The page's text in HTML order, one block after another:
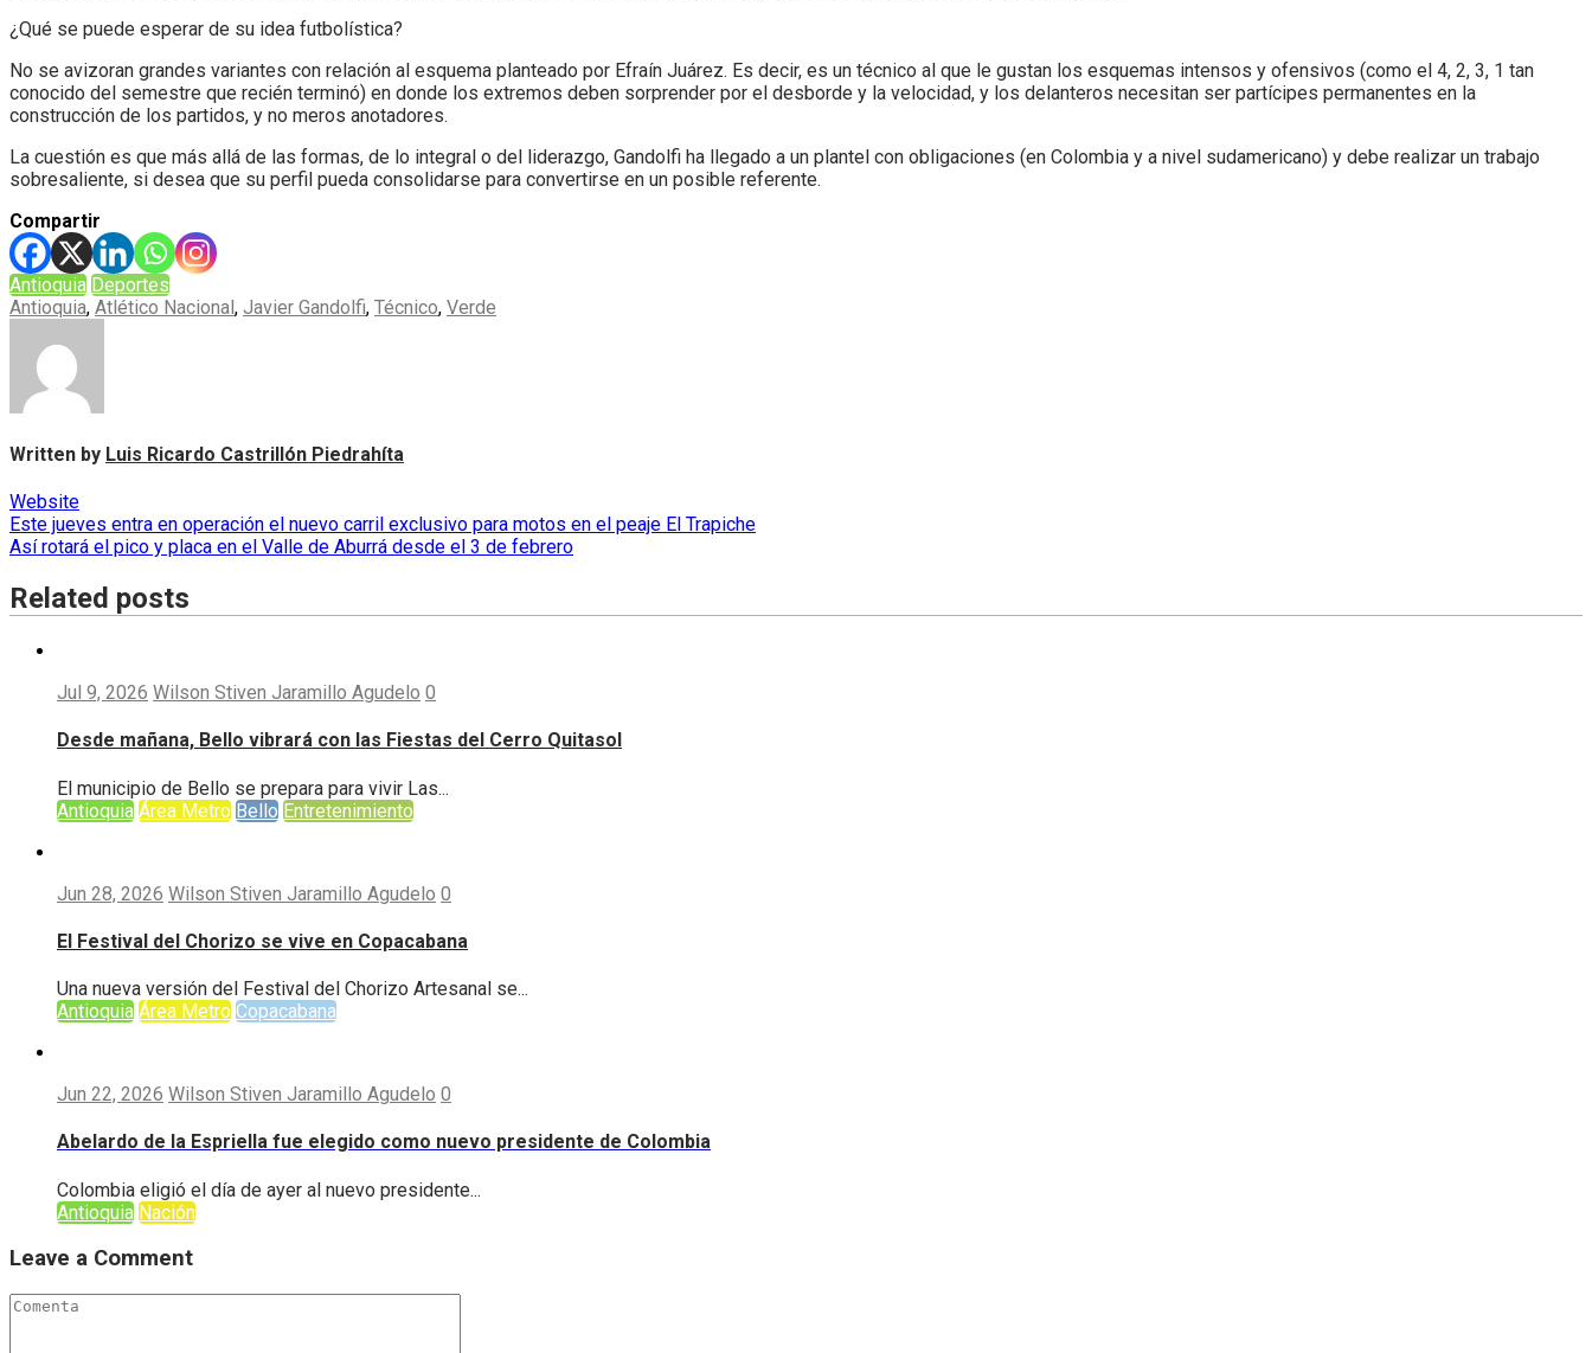
¿Qué se puede esperar de su idea futbolística?
No se avizoran grandes variantes con relación al esquema planteado por Efraín Juárez. Es decir, es un técnico al que le gustan los esquemas intensos y ofensivos (como el 4, 2, 3, 1 tan
conocido del semestre que recién terminó) en donde los extremos deben sorprender por el desborde y la velocidad, y los delanteros necesitan ser partícipes permanentes en la
construcción de los partidos, y no meros anotadores.
La cuestión es que más allá de las formas, de lo integral o del liderazgo, Gandolfi ha llegado a un plantel con obligaciones (en Colombia y a nivel sudamericano) y debe realizar un trabajo
sobresaliente, si desea que su perfil pueda consolidarse para convertirse en un posible referente.
Compartir
Antioquia Deportes
Antioquia, Atlético Nacional, Javier Gandolfi, Técnico, Verde
Written by Luis Ricardo Castrillón Piedrahíta
Website
Navegación
de
entradas
Este jueves entra en operación el nuevo carril exclusivo para motos en el peaje El Trapiche
Así rotará el pico y placa en el Valle de Aburrá desde el 3 de febrero
Related posts
Jul 9, 2026 Wilson Stiven Jaramillo Agudelo 0
Desde mañana, Bello vibrará con las Fiestas del Cerro Quitasol
El municipio de Bello se prepara para vivir Las...
Antioquia Área Metro Bello Entretenimiento
Jun 28, 2026 Wilson Stiven Jaramillo Agudelo 0
El Festival del Chorizo se vive en Copacabana
Una nueva versión del Festival del Chorizo Artesanal se...
Antioquia Área Metro Copacabana
Jun 22, 2026 Wilson Stiven Jaramillo Agudelo 0
Abelardo de la Espriella fue elegido como nuevo presidente de Colombia
Colombia eligió el día de ayer al nuevo presidente...
Antioquia Nación
Leave a Comment